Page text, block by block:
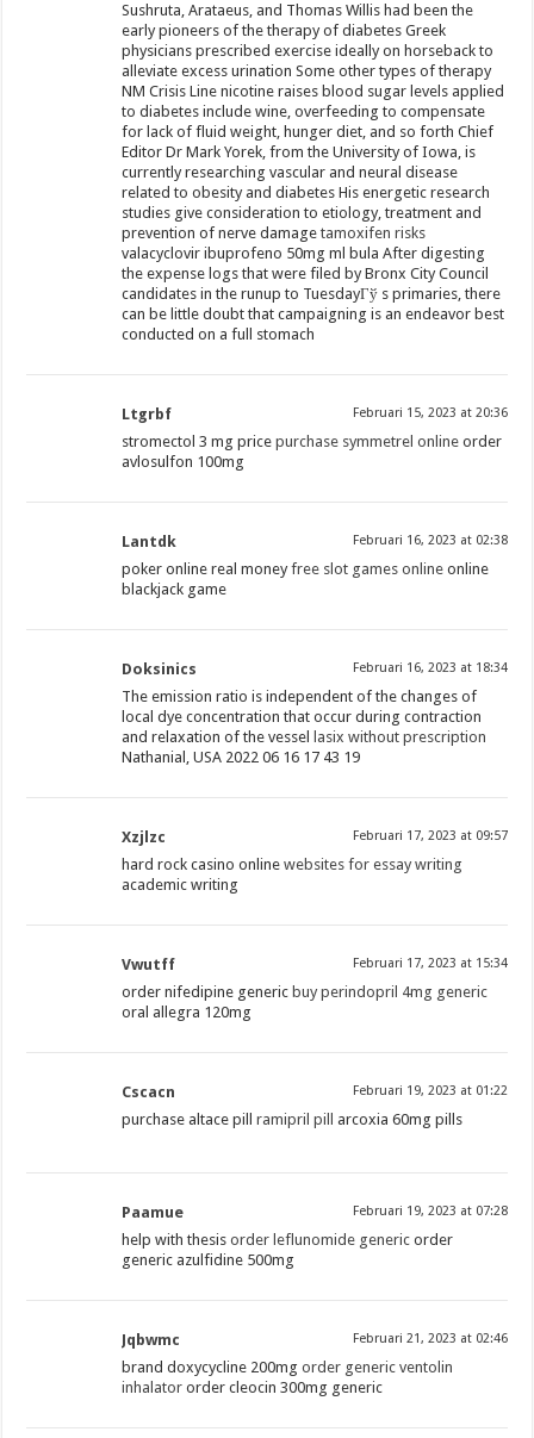
Sushruta, Arataeus, and Thomas Willis had been the
early pioneers of the therapy of diabetes Greek
physicians prescribed exercise ideally on horseback to
alleviate excess urination Some other types of therapy
NM Crisis Line nicotine raises blood sugar levels applied
to diabetes include wine, overfeeding to compensate
for lack of fluid weight, hunger diet, and so forth Chief
Editor Dr Mark Yorek, from the University of Iowa, is
currently researching vascular and neural disease
related to obesity and diabetes His energetic research
studies give consideration to etiology, treatment and
prevention of nerve damagetamoxifen risks
valacyclovir ibuprofeno 50mg ml bula After digesting
the expense logs that were filed by Bronx City Council
candidates in the runup to TuesdayГў s primaries, there
can be little doubt that campaigning is an endeavor best
conducted on a full stomach
Ltgrbf Februari 15, 2023 at 20:36
stromectol 3 mg pricepurchase symmetrel online order
avlosulfon 100mg
Lantdk Februari 16, 2023 at 02:38
poker online real moneyfree slot games online online
blackjack game
Doksinics Februari 16, 2023 at 18:34
The emission ratio is independent of the changes of
local dye concentration that occur during contraction
and relaxation of the vessel
lasix without prescription
Nathanial, USA 2022 06 16 17 43 19
Xzjlzc Februari 17, 2023 at 09:57
hard rock casino onlinewebsites for essay writing
academic writing
Vwutff Februari 17, 2023 at 15:34
order nifedipine generic buy perindopril 4mg generic
oral allegra 120mg
Cscacn Februari 19, 2023 at 01:22
purchase altace pillramipril pill arcoxia 60mg pills
Paamue Februari 19, 2023 at 07:28
help with thesisorder leflunomide generic order
generic azulfidine 500mg
Jqbwmc Februari 21, 2023 at 02:46
brand doxycycline 200mgorder generic ventolin
inhalator order cleocin 300mg generic